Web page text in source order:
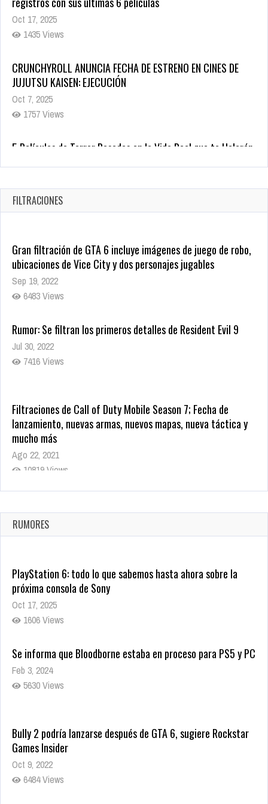
CRUNCHYROLL ANUNCIA FECHA DE ESTRENO EN CINES DE
JUJUTSU KAISEN: EJECUCIÓN
Oct 7, 2025
5 Películas de Terror Basadas en la Vida Real que te Helarán
la Sangre
Oct 22, 2025
FILTRACIONES
Gran filtración de GTA 6 incluye imágenes de juego de robo,
ubicaciones de Vice City y dos personajes jugables
Sep 19, 2022
6483 Views
Rumor: Se filtran los primeros detalles de Resident Evil 9
Jul 30, 2022
7416 Views
Filtraciones de Call of Duty Mobile Season 7; Fecha de
lanzamiento, nuevas armas, nuevos mapas, nueva táctica y
mucho más
Ago 22, 2021
10819 Views
La configuración de Call of Duty 2021 aparentemente ya fue
Ago 8, 2021
10005 Views
RUMORES
PlayStation 6: todo lo que sabemos hasta ahora sobre la
próxima consola de Sony
Oct 17, 2025
1606 Views
Se informa que Bloodborne estaba en proceso para PS5 y PC
Feb 3, 2024
5630 Views
Bully 2 podría lanzarse después de GTA 6, sugiere Rockstar
Games Insider
Oct 9, 2022
6484 Views